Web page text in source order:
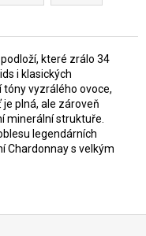
které zrálo 34
i klasických
tóny vyzrálého ovoce,
plná, ale zároveň
minerální struktuře.
legendárních
Chardonnay s velkým